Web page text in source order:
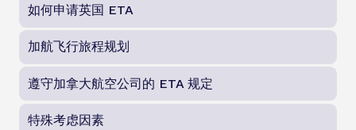
如何申请英国 ETA
加航飞行旅程规划
遵守加拿大航空公司的 ETA 规定
特殊考虑因素